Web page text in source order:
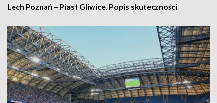
Lech Poznań – Piast Gliwice. Popis skuteczności